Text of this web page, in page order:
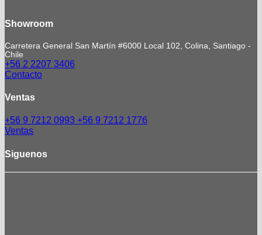
Showroom
Carretera General San Martín #6000 Local 102, Colina, Santiago -
Chile
+56 2 2207 3406
Contacto
Ventas
+56 9 7212 0993 +56 9 7212 1776
Ventas
Siguenos